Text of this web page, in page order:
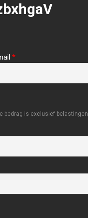
*
bedrag is exclusief belastingen.